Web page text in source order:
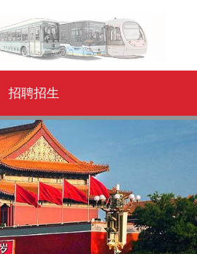
招聘招生